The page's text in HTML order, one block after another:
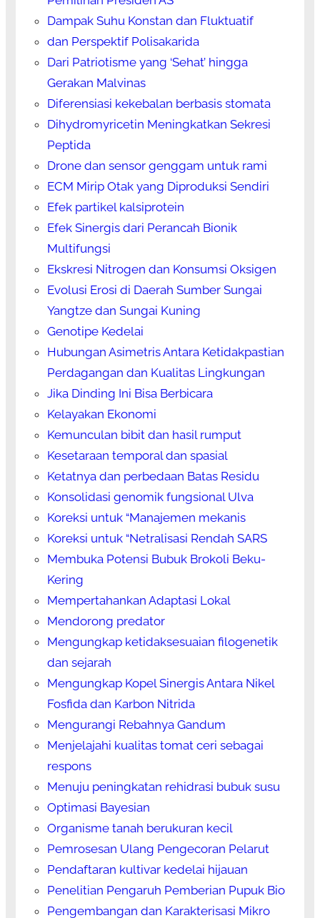
Dampak Suhu Konstan dan Fluktuatif
dan Perspektif Polisakarida
Dari Patriotisme yang ‘Sehat’ hingga
Gerakan Malvinas
Diferensiasi kekebalan berbasis stomata
Dihydromyricetin Meningkatkan Sekresi
Peptida
Drone dan sensor genggam untuk rami
ECM Mirip Otak yang Diproduksi Sendiri
Efek partikel kalsiprotein
Efek Sinergis dari Perancah Bionik
Multifungsi
Ekskresi Nitrogen dan Konsumsi Oksigen
Evolusi Erosi di Daerah Sumber Sungai
Yangtze dan Sungai Kuning
Genotipe Kedelai
Hubungan Asimetris Antara Ketidakpastian
Perdagangan dan Kualitas Lingkungan
Jika Dinding Ini Bisa Berbicara
Kelayakan Ekonomi
Kemunculan bibit dan hasil rumput
Kesetaraan temporal dan spasial
Ketatnya dan perbedaan Batas Residu
Konsolidasi genomik fungsional Ulva
Koreksi untuk “Manajemen mekanis
Koreksi untuk “Netralisasi Rendah SARS
Membuka Potensi Bubuk Brokoli Beku-
Kering
Mempertahankan Adaptasi Lokal
Mendorong predator
Mengungkap ketidaksesuaian filogenetik
dan sejarah
Mengungkap Kopel Sinergis Antara Nikel
Fosfida dan Karbon Nitrida
Mengurangi Rebahnya Gandum
Menjelajahi kualitas tomat ceri sebagai
respons
Menuju peningkatan rehidrasi bubuk susu
Optimasi Bayesian
Organisme tanah berukuran kecil
Pemrosesan Ulang Pengecoran Pelarut
Pendaftaran kultivar kedelai hijauan
Penelitian Pengaruh Pemberian Pupuk Bio
Pengembangan dan Karakterisasi Mikro